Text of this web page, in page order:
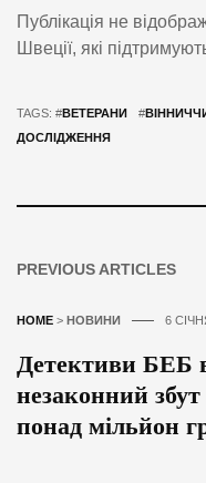
Публікація не
Швеції, які
TAGS: #ВЕТЕРАНИ #
ДОСЛІДЖЕННЯ
PREVIOUS ARTICLES
HOME > НОВИНИ 6
Детективи БЕБ
незаконний
понад мільйон